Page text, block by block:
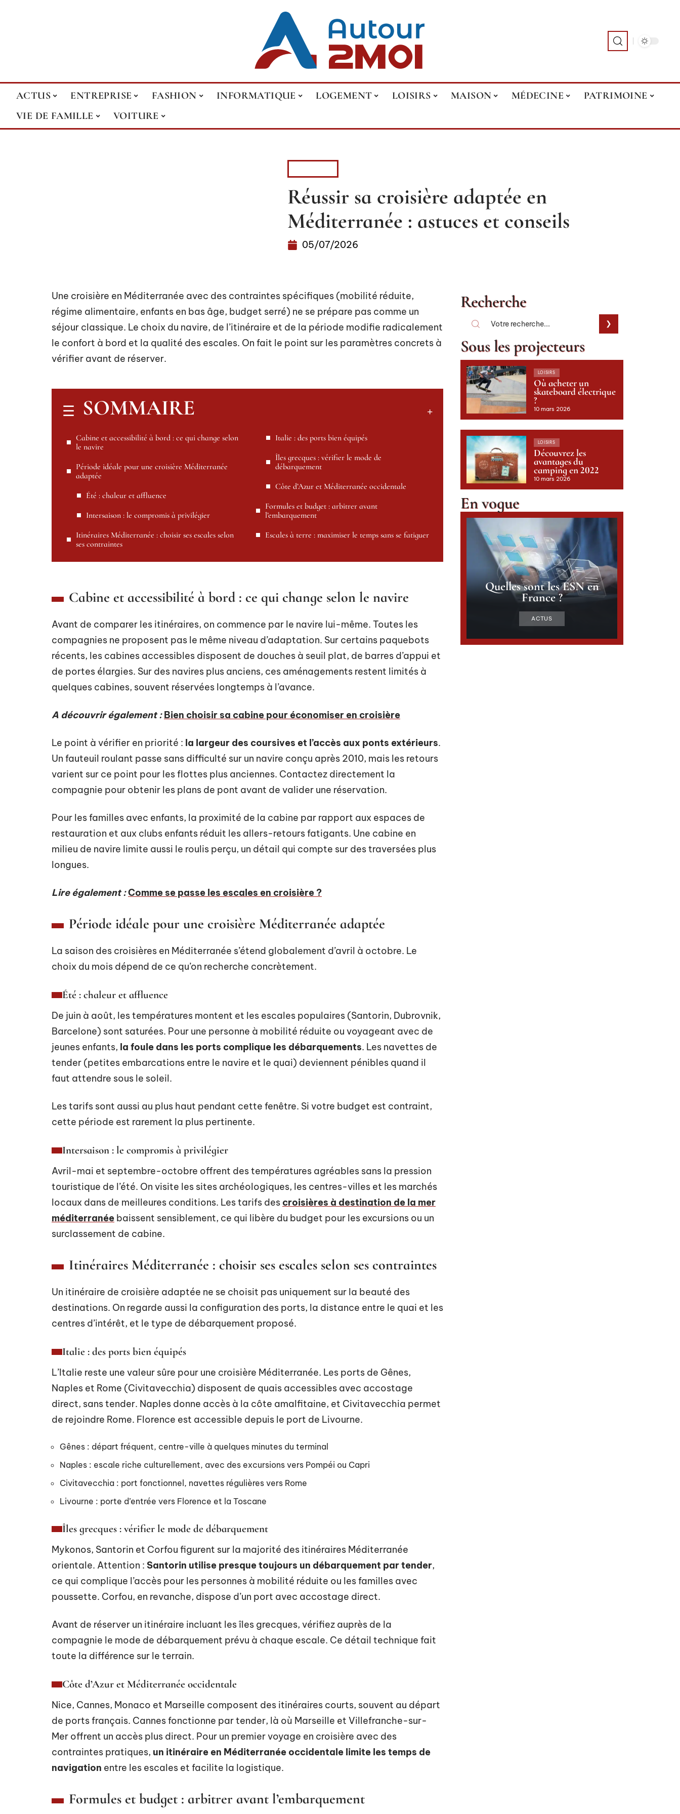
ACTUS ENTREPRISE FASHION INFORMATIQUE LOGEMENT LOISIRS MAISON MÉDECINE
PATRIMOINE
VIE DE FAMILLE
VOITURE
Réussir sa croisière adaptée en
Méditerranée : astuces et conseils
05/07/2026
Une croisière en Méditerranée avec des contraintes spécifiques (mobilité réduite,
régime alimentaire, enfants en bas âge, budget serré) ne se prépare pas comme un
séjour classique. Le choix du navire, de l’itinéraire et de la période modifie radicalement
le confort à bord et la qualité des escales. On fait le point sur les paramètres concrets à
vérifier avant de réserver.
SOMMAIRE
Cabine et accessibilité à bord : ce qui change selon
le navire
Période idéale pour une croisière Méditerranée
adaptée
Été : chaleur et affluence
Intersaison : le compromis à privilégier
Itinéraires Méditerranée : choisir ses escales selon
ses contraintes
Italie : des ports bien équipés
Îles grecques : vérifier le mode de
débarquement
Côte d’Azur et Méditerranée occidentale
Formules et budget : arbitrer avant
l’embarquement
Escales à terre : maximiser le temps sans se fatiguer
Cabine et accessibilité à bord : ce qui change selon le navire
Avant de comparer les itinéraires, on commence par le navire lui-même. Toutes les
compagnies ne proposent pas le même niveau d’adaptation. Sur certains paquebots
récents, les cabines accessibles disposent de douches à seuil plat, de barres d’appui et
de portes élargies. Sur des navires plus anciens, ces aménagements restent limités à
quelques cabines, souvent réservées longtemps à l’avance.
A découvrir également : Bien choisir sa cabine pour économiser en croisière
Le point à vérifier en priorité : la largeur des coursives et l’accès aux ponts extérieurs.
Un fauteuil roulant passe sans difficulté sur un navire conçu après 2010, mais les retours
varient sur ce point pour les flottes plus anciennes. Contactez directement la
compagnie pour obtenir les plans de pont avant de valider une réservation.
Pour les familles avec enfants, la proximité de la cabine par rapport aux espaces de
restauration et aux clubs enfants réduit les allers-retours fatigants. Une cabine en
milieu de navire limite aussi le roulis perçu, un détail qui compte sur des traversées plus
longues.
Lire également :Comme se passe les escales en croisière ?
Période idéale pour une croisière Méditerranée adaptée
La saison des croisières en Méditerranée s’étend globalement d’avril à octobre. Le
choix du mois dépend de ce qu’on recherche concrètement.
Été : chaleur et affluence
De juin à août, les températures montent et les escales populaires (Santorin, Dubrovnik,
Barcelone) sont saturées. Pour une personne à mobilité réduite ou voyageant avec de
jeunes enfants, la foule dans les ports complique les débarquements. Les navettes de
tender (petites embarcations entre le navire et le quai) deviennent pénibles quand il
faut attendre sous le soleil.
Les tarifs sont aussi au plus haut pendant cette fenêtre. Si votre budget est contraint,
cette période est rarement la plus pertinente.
Intersaison : le compromis à privilégier
Avril-mai et septembre-octobre offrent des températures agréables sans la pression
touristique de l’été. On visite les sites archéologiques, les centres-villes et les marchés
locaux dans de meilleures conditions. Les tarifs des croisières à destination de la mer
méditerranée baissent sensiblement, ce qui libère du budget pour les excursions ou un
surclassement de cabine.
Itinéraires Méditerranée : choisir ses escales selon ses contraintes
Un itinéraire de croisière adaptée ne se choisit pas uniquement sur la beauté des
destinations. On regarde aussi la configuration des ports, la distance entre le quai et les
centres d’intérêt, et le type de débarquement proposé.
Italie : des ports bien équipés
L’Italie reste une valeur sûre pour une croisière Méditerranée. Les ports de Gênes,
Naples et Rome (Civitavecchia) disposent de quais accessibles avec accostage
direct, sans tender. Naples donne accès à la côte amalfitaine, et Civitavecchia permet
de rejoindre Rome. Florence est accessible depuis le port de Livourne.
Gênes : départ fréquent, centre-ville à quelques minutes du terminal
Naples : escale riche culturellement, avec des excursions vers Pompéi ou Capri
Civitavecchia : port fonctionnel, navettes régulières vers Rome
Livourne : porte d’entrée vers Florence et la Toscane
Îles grecques : vérifier le mode de débarquement
Mykonos, Santorin et Corfou figurent sur la majorité des itinéraires Méditerranée
orientale. Attention : Santorin utilise presque toujours un débarquement par tender,
ce qui complique l’accès pour les personnes à mobilité réduite ou les familles avec
poussette. Corfou, en revanche, dispose d’un port avec accostage direct.
Avant de réserver un itinéraire incluant les îles grecques, vérifiez auprès de la
compagnie le mode de débarquement prévu à chaque escale. Ce détail technique fait
toute la différence sur le terrain.
Côte d’Azur et Méditerranée occidentale
Nice, Cannes, Monaco et Marseille composent des itinéraires courts, souvent au départ
de ports français. Cannes fonctionne par tender, là où Marseille et Villefranche-sur-
Mer offrent un accès plus direct. Pour un premier voyage en croisière avec des
contraintes pratiques, un itinéraire en Méditerranée occidentale limite les temps de
navigation entre les escales et facilite la logistique.
Formules et budget : arbitrer avant l’embarquement
Recherche
Sous les projecteurs
LOISIRS
Où acheter un
skateboard électrique
?
10 mars 2026
LOISIRS
Découvrez les
avantages du
camping en 2022
10 mars 2026
En vogue
Quelles sont les ESN en
France ?
ACTUS